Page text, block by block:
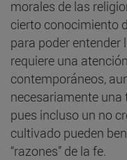
morales de las
cierto conocimiento
para poder entender
requiere una
contemporáneos,
necesariamente
pues incluso un no
cultivado pueden
“razones” de la fe.